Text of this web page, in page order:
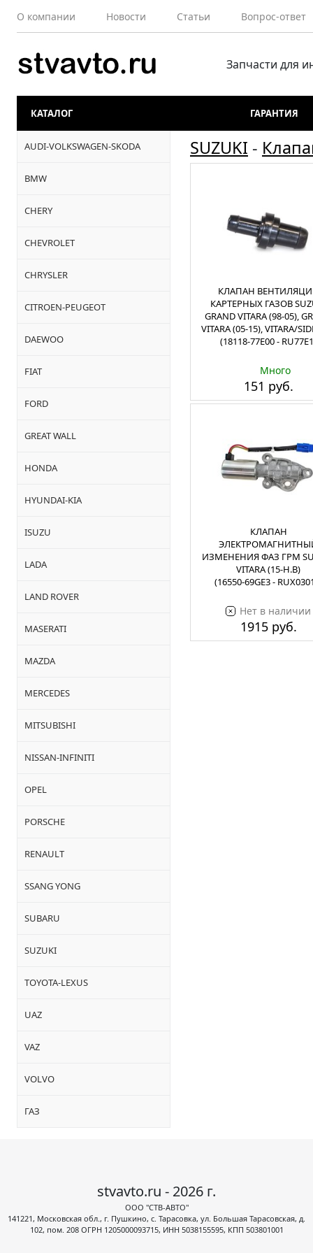
О компании Новости Статьи Вопрос-ответ
Запчасти для
КАТАЛОГ ГАРАНТИЯ
AUDI-VOLKSWAGEN-SKODA
BMW
CHERY
CHEVROLET
CHRYSLER
CITROEN-PEUGEOT
DAEWOO
FIAT
FORD
GREAT WALL
HONDA
HYUNDAI-KIA
ISUZU
LADA
LAND ROVER
MASERATI
MAZDA
MERCEDES
MITSUBISHI
NISSAN-INFINITI
OPEL
PORSCHE
RENAULT
SSANG YONG
SUBARU
SUZUKI
TOYOTA-LEXUS
UAZ
VAZ
VOLVO
ГАЗ
SUZUKI -
КЛАПАН
КАРТЕРНЫХ ГАЗОВ
GRAND VITARA (98-05),
VITARA (05-15), VITARA/
(18118-77E00 -
Много
151 руб.
КЛАПАН
ИЗМЕНЕНИЯ ФАЗ ГРМ
VITARA (15-Н.В)
(16550-69GE3 -
Нет в наличии
1915 руб.
stvavto.ru - 2026 г.
ООО "СТВ-АВТО"
141221, Московская обл., г. Пушкино, с. Тарасовка, ул. Большая Тарасовская, д.
102, пом. 208 ОГРН 1205000093715, ИНН 5038155595, КПП 503801001